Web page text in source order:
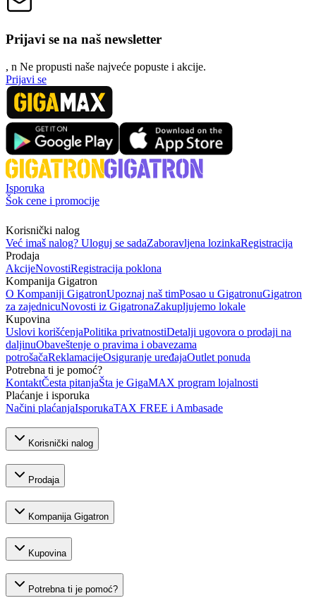
Prijavi se na naš newsletter
, n Ne propusti naše najveće popuste i akcije.
Prijavi se
Isporuka
Šok cene i promocije
Korisnički nalog
Već imaš nalog? Uloguj se sadaZaboravljena lozinkaRegistracija
Prodaja
AkcijeNovostiRegistracija poklona
Kompanija Gigatron
O Kompaniji GigatronUpoznaj naš timPosao u GigatronuGigatron
za zajednicuNovosti iz GigatronaZakupljujemo lokale
Kupovina
Uslovi korišćenjaPolitika privatnostiDetalji ugovora o prodaji na
daljinuObaveštenje o pravima i obavezama
potrošačaReklamacijeOsiguranje uređajaOutlet ponuda
Potrebna ti je pomoć?
KontaktČesta pitanjaŠta je GigaMAX program lojalnosti
Plaćanje i isporuka
Načini plaćanjaIsporukaTAX FREE i Ambasade
Korisnički nalog
Prodaja
Kompanija Gigatron
Kupovina
Potrebna ti je pomoć?